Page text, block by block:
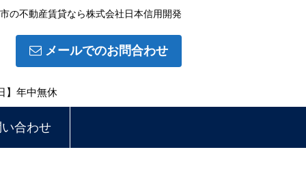
の不動産賃貸なら株式会社日本信用開発
メールでのお問合わせ
】年中無休
合わせ